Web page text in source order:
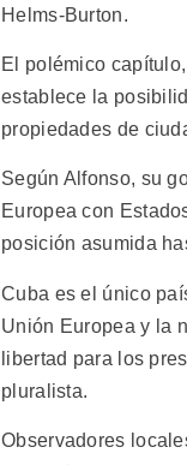
Helms-Burton.
El polémico
establece la
propiedades de
Según Alfonso, su
Europea con
posición asumida
Cuba es el único
Unión Europea y la
libertad para los
pluralista.
Observadores